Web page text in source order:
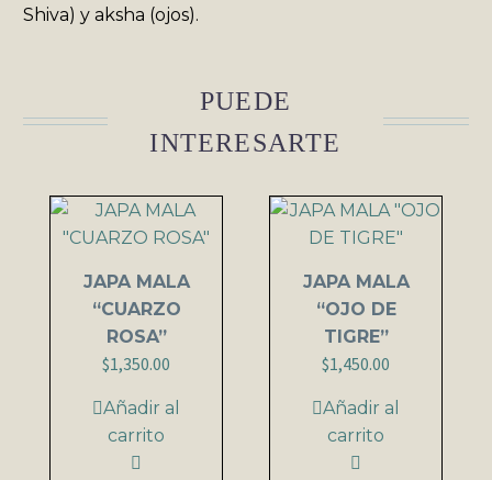
Shiva) y aksha (ojos).
PUEDE
INTERESARTE
JAPA MALA
“CUARZO
ROSA”
$1,350.00
Añadir al
carrito
JAPA MALA
“OJO DE
TIGRE”
$1,450.00
Añadir al
carrito